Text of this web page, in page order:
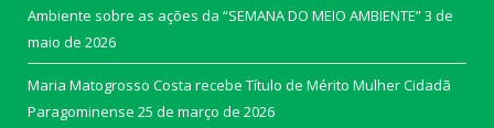
Ambiente sobre as ações da “SEMANA DO MEIO AMBIENTE”3 de
maio de 2026
Maria Matogrosso Costa recebe Título de Mérito Mulher Cidadã
Paragominense 25 de março de 2026